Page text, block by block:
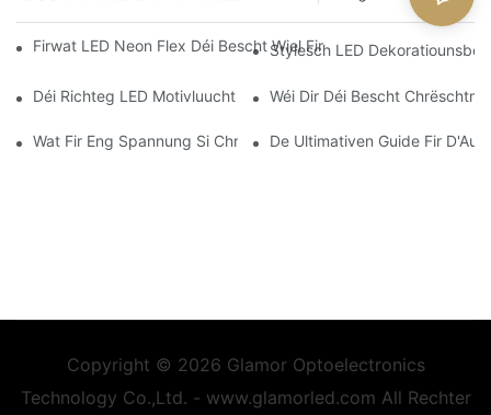
Firwat LED Neon Flex Déi Bescht Wiel Fir Personaliséierbar
Stylesch LED
Déi Richteg LED Motivluucht Fir Äert Event Auswielen
Wéi Dir Déi Bescht
Wat Fir Eng Spannung Si Chrëschtdags-LED-Luuchten?
De Ultimativen Guide Fir
Copyright © 2026 Glamor Optoelectronics
Technology Co.,Ltd. - www.glamorled.com All Rechter